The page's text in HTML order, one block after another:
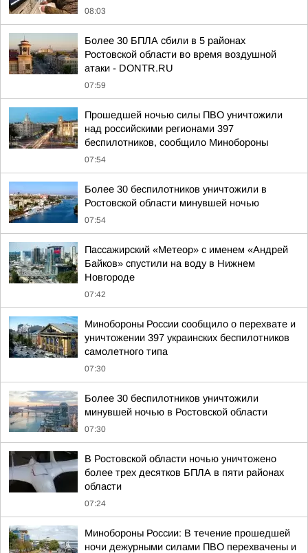
08:03
Более 30 БПЛА сбили в 5 районах
Ростовской области во время воздушной
атаки - DONTR.RU
07:59
Прошедшей ночью силы ПВО уничтожили
над российскими регионами 397
беспилотников, сообщило Минобороны
07:54
Более 30 беспилотников уничтожили в
Ростовской области минувшей ночью
07:54
Пассажирский «Метеор» с именем «Андрей
Байков» спустили на воду в Нижнем
Новгороде
07:42
Минобороны России сообщило о перехвате и
уничтожении 397 украинских беспилотников
самолетного типа
07:30
Более 30 беспилотников уничтожили
минувшей ночью в Ростовской области
07:30
В Ростовской области ночью уничтожено
более трех десятков БПЛА в пяти районах
области
07:24
Минобороны России: В течение прошедшей
ночи дежурными силами ПВО перехвачены и